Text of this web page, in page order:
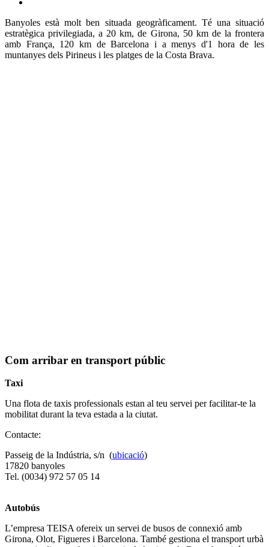
Banyoles està molt ben situada geogràficament. Té una situació
estratègica privilegiada, a 20 km, de Girona, 50 km de la frontera
amb França, 120 km de Barcelona i a menys d'1 hora de les
muntanyes dels Pirineus i les platges de la Costa Brava.
Com arribar en transport públic
Taxi
Una flota de taxis professionals estan al teu servei per facilitar-te la
mobilitat durant la teva estada a la ciutat.
Contacte:
Passeig de la Indústria, s/n (ubicació)
17820 banyoles
Tel. (0034) 972 57 05 14
Autobús
L’empresa TEISA ofereix un servei de busos de connexió amb
Girona, Olot, Figueres i Barcelona. També gestiona el transport urbà